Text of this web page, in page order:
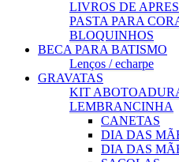
LIVROS DE
PASTA PARA
BLOQUINHOS
BECA PARA BATISMO
Lenços / echarpe
GRAVATAS
KIT
LEMBRANCINHA
CANETAS
DIA DAS
DIA DAS